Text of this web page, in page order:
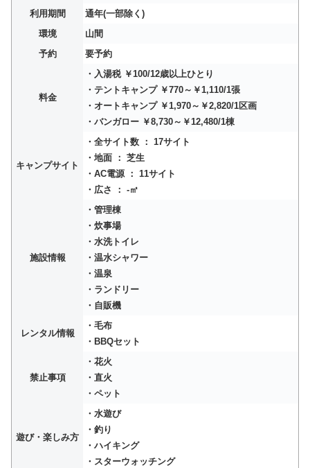
利用期間
通年(一部除く)
環境
山間
予約
要予約
料金
・入湯税 ￥100/12歳以上ひとり
・テントキャンプ ￥770～￥1,110/1張
・オートキャンプ ￥1,970～￥2,820/1区画
・バンガロー ￥8,730～￥12,480/1棟
キャンプサイト
・全サイト数 ： 17サイト
・地面 ： 芝生
・AC電源 ： 11サイト
・広さ ： -㎡
施設情報
・管理棟
・炊事場
・水洗トイレ
・温水シャワー
・温泉
・ランドリー
・自販機
レンタル情報
・毛布
・BBQセット
禁止事項
・花火
・直火
・ペット
遊び・楽しみ方
・水遊び
・釣り
・ハイキング
・スターウォッチング